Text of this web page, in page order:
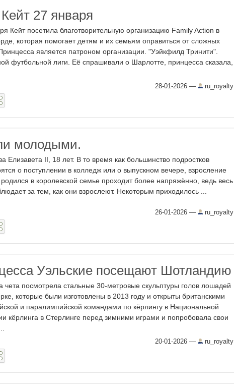
27 января
Кейт посетила благотворительную организацию Family Action в
которая помогает детям и их семьям оправиться от сложных
является патроном организации. "Уэйкфилд Тринити".
футбольной лиги. Её спрашивали о Шарлотте, принцесса сказала,
28-01-2026 — ru_royalty
молодыми.
Елизавета II, 18 лет. В то время как большинство подростков
о поступлении в колледж или о выпускном вечере, взросление
родился в королевской семье проходит более напряжённо, ведь весь
за тем, как они взрослеют. Некоторым приходилось ...
26-01-2026 — ru_royalty
Уэльские посещают Шотландию
чета посмотрела стальные 30-метровые скульптуры голов лошадей
которые были изготовлены в 2013 году и открыты британскими
и паралимпийской командами по кёрлингу в Национальной
кёрлинга в Стерлинге перед зимними играми и попробовала свои
20-01-2026 — ru_royalty